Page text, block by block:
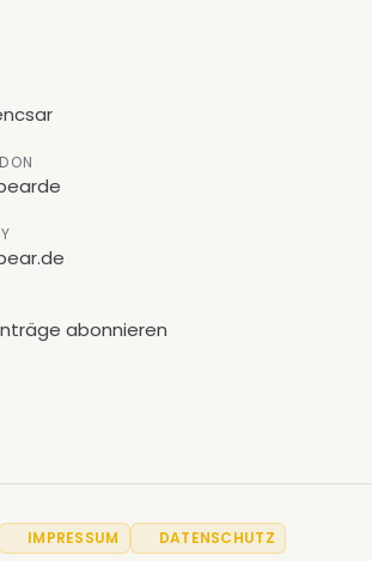
abonnieren
IMPRESSUM DATENSCHUTZ